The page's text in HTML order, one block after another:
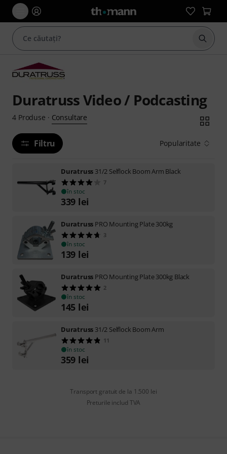
Duratruss Video / Podcasting
4 Produse · Consultare
Filtru Popularitate
Duratruss 31/2 Selflock Boom Arm Black
7
în stoc
339 lei
Duratruss PRO Mounting Plate 300kg
3
în stoc
139 lei
Duratruss PRO Mounting Plate 300kg Black
2
în stoc
145 lei
Duratruss 31/2 Selflock Boom Arm
11
în stoc
359 lei
Transport gratuit de la 1.500 lei
Preturile includ TVA